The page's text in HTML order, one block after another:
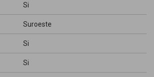
Si
Suroeste
Si
Si